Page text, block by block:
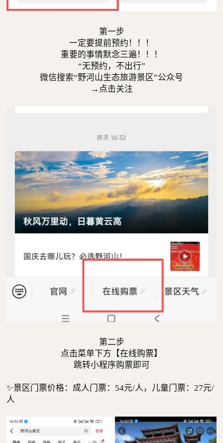
第一步
一定要提前预约！！！
重要的事情默念三遍！！！
“无预约，不出行”
微信搜索“野河山生态旅游景区”公众号
→点击关注
第二步
点击菜单下方【在线购票】
跳转小程序购票即可
✨️景区门票价格：成人门票：54元/人，儿童门票：27元/
人